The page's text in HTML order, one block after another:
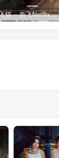
网飞猫 – 奈飞Netflix免费看